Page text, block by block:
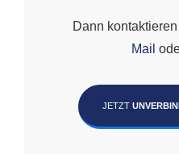
Dann
Mail
JETZT